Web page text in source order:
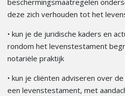
beschermingsmaatregelen
deze zich verhouden tot het
• kun je de juridische kaders en
rondom het levenstestament
notariële praktijk
• kun je cliënten adviseren over
een levenstestament, met